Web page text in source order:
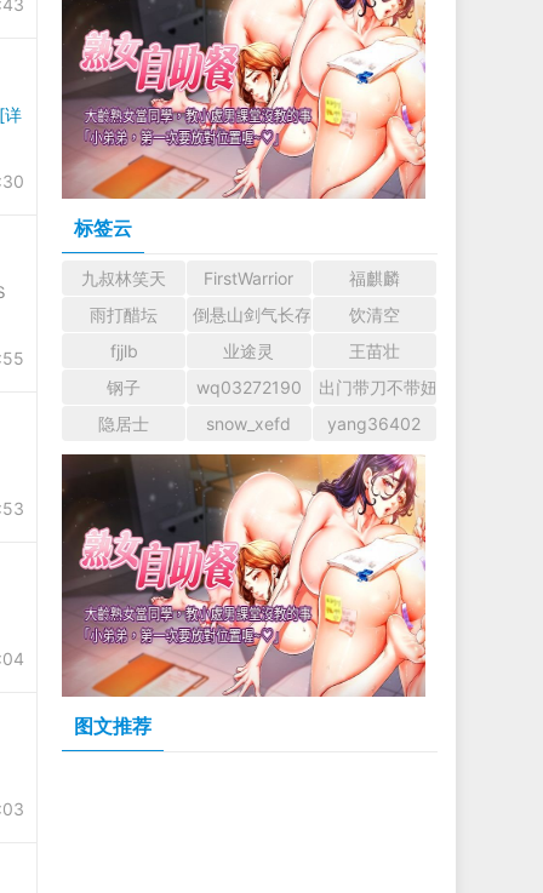
[详
标签云
九叔林笑天 FirstWarrior
福麒麟
雨打醋坛
倒悬山剑气长存
饮清空
fjjlb
业途灵
王苗壮
钢子
wq03272190
出门带刀不带妞
隐居士
snow_xefd yang36402
图文推荐